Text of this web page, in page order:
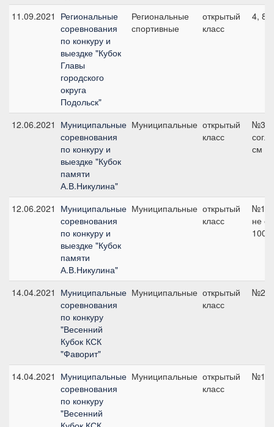
11.09.2021 Региональные
соревнования
по конкуру и
выездке "Кубок
Главы
городского
округа
Подольск"
Региональные
спортивные
открытый
класс
4,
12.06.2021 Муниципальные
соревнования
по конкуру и
выездке "Кубок
памяти
А.В.Никулина"
Муниципальные открытый
класс
№3
см
12.06.2021 Муниципальные
соревнования
по конкуру и
выездке "Кубок
памяти
А.В.Никулина"
Муниципальные открытый
класс
№1А
не
100
14.04.2021 Муниципальные
соревнования
по конкуру
"Весенний
Кубок КСК
"Фаворит"
Муниципальные открытый
класс
№2,
14.04.2021 Муниципальные
соревнования
по конкуру
"Весенний
Муниципальные открытый
класс
№1В,